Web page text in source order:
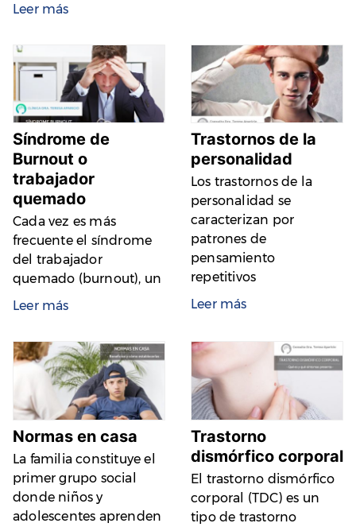
Leer más
Síndrome de
Burnout o
trabajador
quemado​
Cada vez es más
frecuente el síndrome
del trabajador
quemado (burnout), un
Leer más
Trastornos de la
personalidad
Los trastornos de la
personalidad se
caracterizan por
patrones de
pensamiento
repetitivos
Leer más
Normas en casa
La familia constituye el
primer grupo social
donde niños y
adolescentes aprenden
Trastorno
dismórfico corporal
El trastorno dismórfico
corporal (TDC) es un
tipo de trastorno